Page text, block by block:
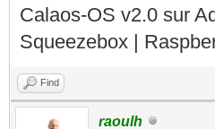
Calaos-OS v2.0 sur
Squeezebox |
Find
raoulh